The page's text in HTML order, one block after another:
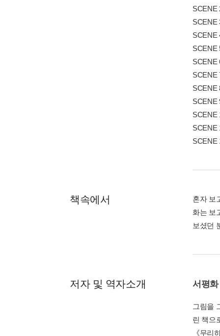
SCENE
SCENE
SCENE
SCENE
SCENE
SCENE
SCENE
SCENE
SCENE
SCENE
SCENE
책속에서
혼자 보
화는 보
보셨던
저자 및 역자소개 서평화
그림을
린 책으
《무리